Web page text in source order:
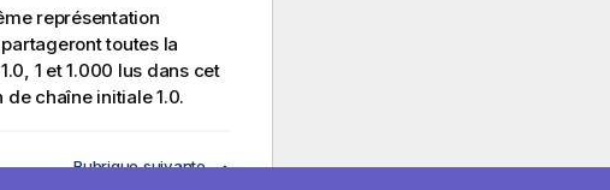
représentation
toutes la
1 et 1.000 lus dans cet
chaîne initiale 1.0.
Rubrique suivante